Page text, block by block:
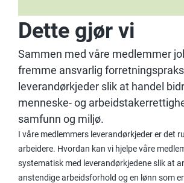
Dette gjør vi
Sammen med våre medlemmer
fremme ansvarlig
leverandørkjeder slik at handel
menneske- og
samfunn og miljø.
I våre medlemmers leverandørkjeder er det
arbeidere. Hvordan kan vi hjelpe våre
systematisk med leverandørkjedene slik at
anstendige arbeidsforhold og en lønn som